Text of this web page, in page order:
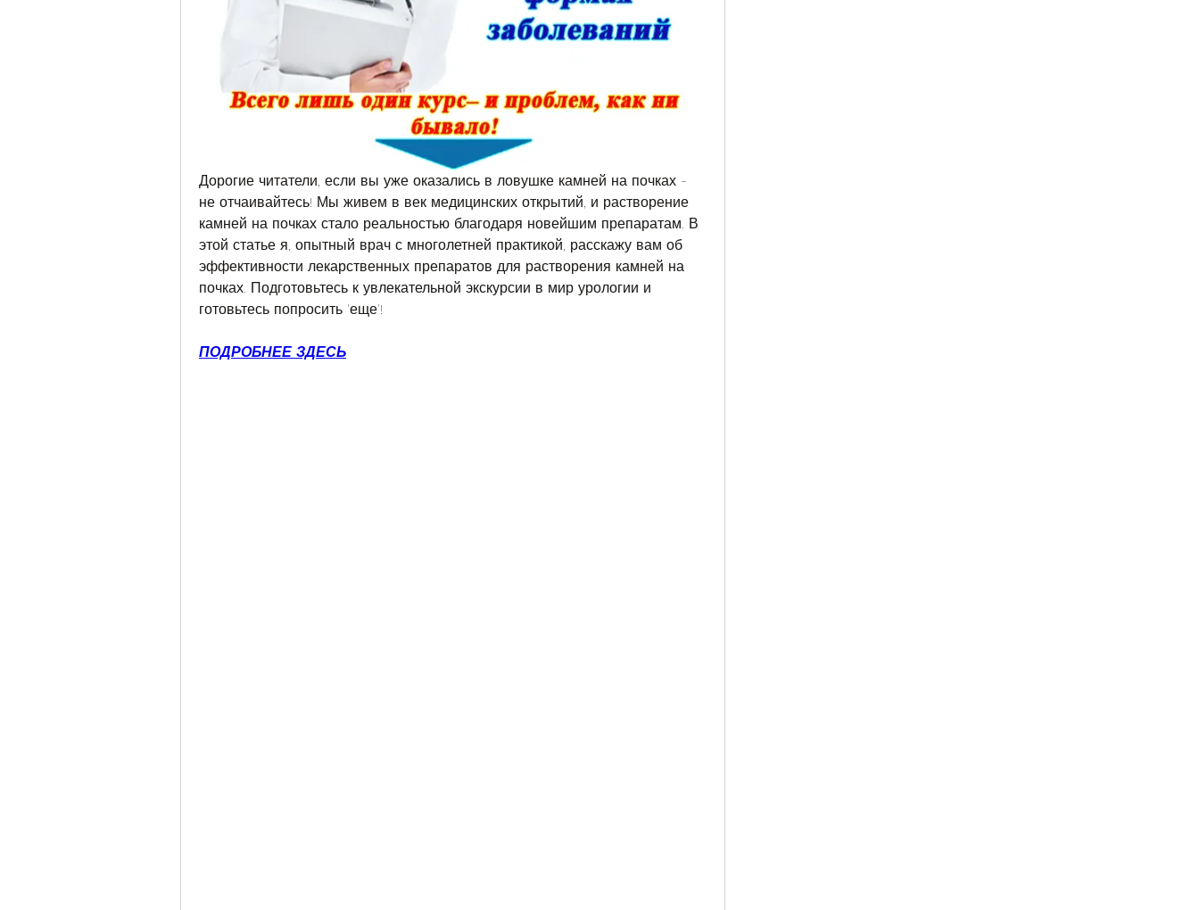
Дорогие читатели, если вы уже оказались в ловушке камней на почках -
не отчаивайтесь! Мы живем в век медицинских открытий, и растворение
камней на почках стало реальностью благодаря новейшим препаратам. В
этой статье я, опытный врач с многолетней практикой, расскажу вам об
эффективности лекарственных препаратов для растворения камней на
почках. Подготовьтесь к увлекательной экскурсии в мир урологии и
готовьтесь попросить 'еще'!
ПОДРОБНЕЕ ЗДЕСЬ